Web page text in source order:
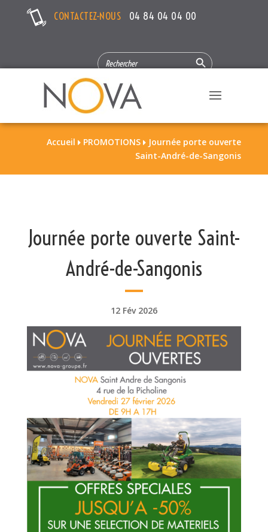
CONTACTEZ-NOUS 04 84 04 04 00
SEARCH
FOR:
Search Button
Accueil  PROMOTIONS  Journée porte ouverte
Saint-André-de-Sangonis
Journée porte ouverte Saint-
André-de-Sangonis
12 Fév 2026